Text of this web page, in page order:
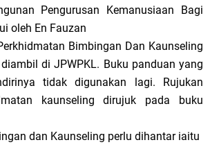
Pengurusan Kemanusiaan Bagi
oleh En Fauzan
Bimbingan Dan Kaunseling
di JPWPKL. Buku panduan yang
tidak digunakan lagi. Rujukan
kaunseling dirujuk pada buku
dan Kaunseling perlu dihantar iaitu